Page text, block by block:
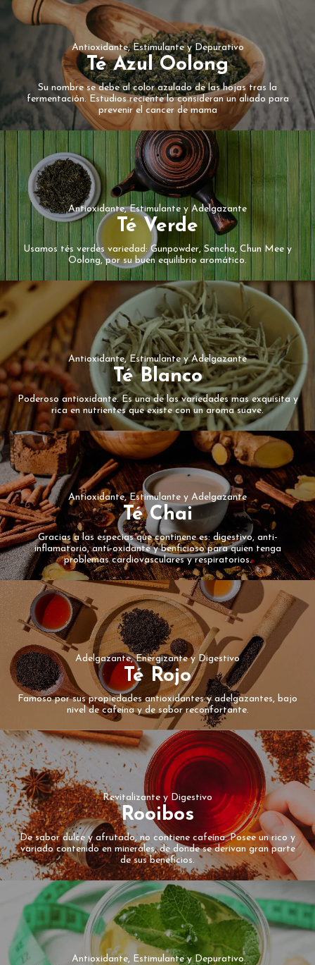
Antioxidante, Estimulante y Depurativo
Té Azul Oolong
Su nombre se debe al color azulado de las hojas tras la
fermentación. Estudios reciente lo consideran un aliado para
prevenir el cancer de mama
Antioxidante, Estimulante y Adelgazante
Té Verde
Usamos tés verdes variedad: Gunpowder, Sencha, Chun Mee y
Oolong, por su buen equilibrio aromático.
Antioxidante, Estimulante y Adelgazante
Té Blanco
Poderoso antioxidante. Es una de las variedades mas exquisita y
rica en nutrientes que existe con un aroma suave.
Antioxidante, Estimulante y Adelgazante
Té Chai
Gracias a las especias que continene es: digestivo, anti-
inflamatorio, anti-oxidante y benficioso para quien tenga
problemas cardiovasculares y respiratorios.
Adelgazante, Energizante y Digestivo
Té Rojo
Famoso por sus propiedades antioxidantes y adelgazantes, bajo
nivel de cafeína y de sabor reconfortante.
Revitalizante y Digestivo
Rooibos
De sabor dulce y afrutado, no contiene cafeína. Posee un rico y
variado contenido en minerales, de donde se derivan gran parte
de sus beneficios.
Antioxidante, Estimulante y Depurativo